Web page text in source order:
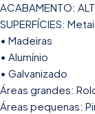
ACABAMENTO:
SUPERFÍCIES:
• Madeiras
• Alumínio
• Galvanizado
Áreas grandes:
Áreas pequenas: